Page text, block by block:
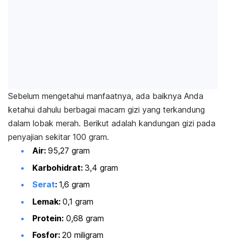
Sebelum mengetahui manfaatnya, ada baiknya Anda
ketahui dahulu berbagai macam gizi yang terkandung
dalam lobak merah. Berikut adalah kandungan gizi pada
penyajian sekitar 100 gram.
Air: 95,27 gram
Karbohidrat: 3,4 gram
Serat: 1,6 gram
Lemak: 0,1 gram
Protein: 0,68 gram
Fosfor: 20 miligram